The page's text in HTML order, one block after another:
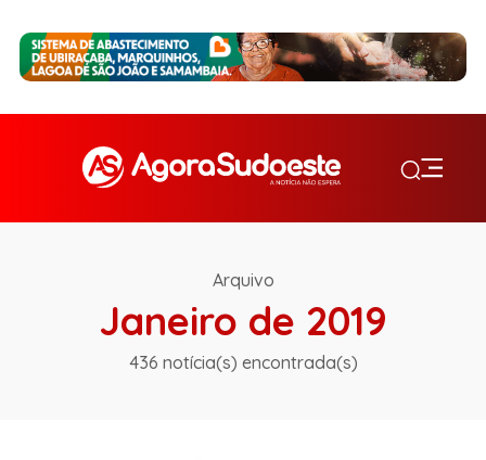
Arquivo
Janeiro de 2019
436 notícia(s) encontrada(s)